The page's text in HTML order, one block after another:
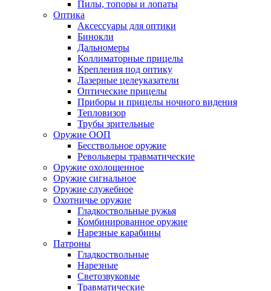
Пилы, топоры и лопаты
Оптика
Аксессуары для оптики
Бинокли
Дальномеры
Коллиматорные прицелы
Крепления под оптику
Лазерные целеуказатели
Оптические прицелы
Приборы и прицелы ночного видения
Тепловизор
Трубы зрительные
Оружие ООП
Бесствольное оружие
Револьверы травматические
Оружие охолощенное
Оружие сигнальное
Оружие служебное
Охотничье оружие
Гладкоствольные ружья
Комбинированное оружие
Нарезные карабины
Патроны
Гладкоствольные
Нарезные
Светозвуковые
Травматические